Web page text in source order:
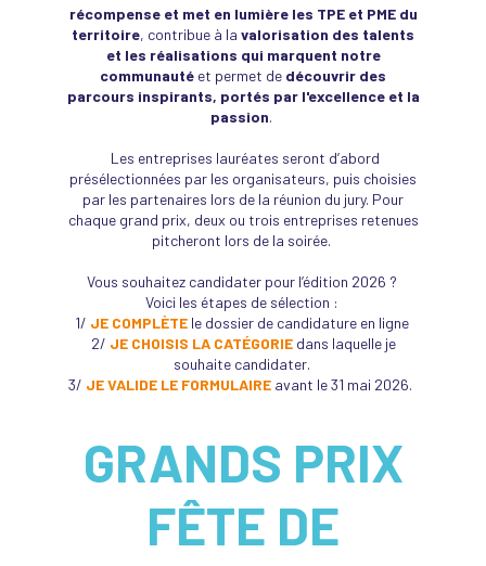
récompense et met en lumière les TPE et PME du
territoire, contribue à la valorisation des talents
et les réalisations qui marquent notre
communauté et permet de découvrir des
parcours inspirants, portés par l'excellence et la
passion.
Les entreprises lauréates seront d’abord
présélectionnées par les organisateurs, puis choisies
par les partenaires lors de la réunion du jury. Pour
chaque grand prix, deux ou trois entreprises retenues
pitcheront lors de la soirée.
Vous souhaitez candidater pour l’édition 2026 ?
Voici les étapes de sélection :
1/ JE COMPLÈTEle dossier de candidature en ligne
2/ JE CHOISIS LA CATÉGORIEdans laquelle je
souhaite candidater.
3/ JE VALIDE LE FORMULAIREavant le 31 mai 2026.
GRANDS PRIX
FÊTE DE